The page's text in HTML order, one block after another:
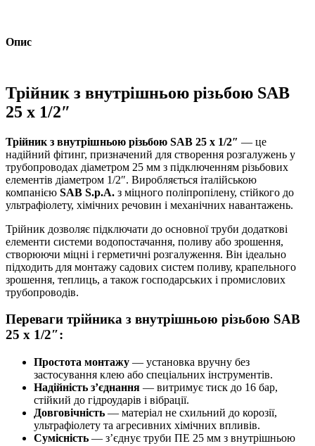
Опис
Трійник з внутрішньою різьбою SAB
25 х 1/2″
Трійник з внутрішньою різьбою SAB 25 х 1/2″ — це
надійний фітинг, призначений для створення розгалужень у
трубопроводах діаметром 25 мм з підключенням різьбових
елементів діаметром 1/2″. Виробляється італійською
компанією SAB S.p.A. з міцного поліпропілену, стійкого до
ультрафіолету, хімічних речовин і механічних навантажень.
Трійник дозволяє підключати до основної труби додаткові
елементи системи водопостачання, поливу або зрошення,
створюючи міцні і герметичні розгалуження. Він ідеально
підходить для монтажу садових систем поливу, крапельного
зрошення, теплиць, а також господарських і промислових
трубопроводів.
Переваги трійника з внутрішньою різьбою SAB
25 х 1/2″:
Простота монтажу — установка вручну без
застосування клею або спеціальних інструментів.
Надійність з’єднання — витримує тиск до 16 бар,
стійкий до гідроударів і вібрації.
Довговічність — матеріал не схильний до корозії,
ультрафіолету та агресивних хімічних впливів.
Сумісність — з’єднує труби ПЕ 25 мм з внутрішньою